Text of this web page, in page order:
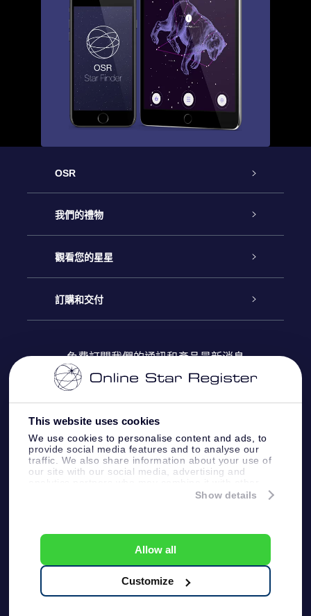
This website uses cookies
We use cookies to personalise content and ads, to
provide social media features and to analyse our
traffic. We also share information about your use of
our site with our social media, advertising and
information that you’ve provided to them or that
Show details
Allow all
Customize
OSR
客戶服務
聯繫我們
博客
評論
我們的禮物
Online Star禮物
OSR禮物包
OSR 禮物卡
公司禮品
觀看您的星星
星星注册
個性化的Star Page
One Million Stars
OSR Starsaver
訂購和交付
付款資訊
配送信息
退貨政策
免費訂閱我們的通訊和產品最新消息
客戶服務:help@osr.org
KVK: 60333553, VAT: NL 8538.62.722B01
One Million Stars
一般條款和條件
隱私政策和免責聲明